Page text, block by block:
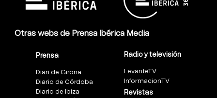
Otras webs de Prensa Ibérica Media
Prensa
Diari de Girona
Diario de Córdoba
Diario de Ibiza
Radio y televisión
LevanteTV
InformacionTV
Revistas